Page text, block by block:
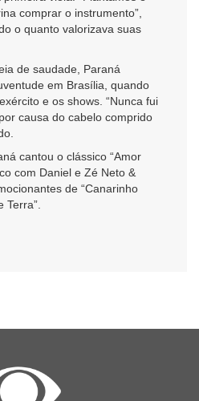
comprar o instrumento”,
o quanto valorizava suas
de saudade, Paraná
em Brasília, quando
e os shows. “Nunca fui
causa do cabelo comprido
cantou o clássico “Amor
com Daniel e Zé Neto &
de “Canarinho
Terra”.